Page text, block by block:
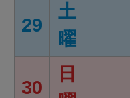
29
土
曜
30
日